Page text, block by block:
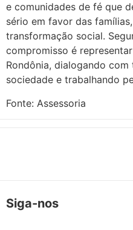
e comunidades de fé que
sério em favor das
transformação social.
compromisso é
Rondônia, dialogando
sociedade e trabalhando
Fonte: Assessoria
Siga-nos